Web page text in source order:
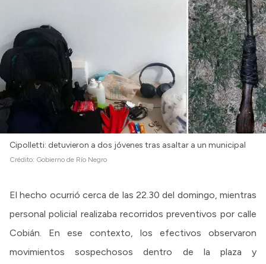
Cipolletti: detuvieron a dos jóvenes tras asaltar a un municipal
Crédito: Gobierno de Río Negro
El hecho ocurrió cerca de las 22.30 del domingo, mientras
personal policial realizaba recorridos preventivos por calle
Cobián. En ese contexto, los efectivos observaron
movimientos sospechosos dentro de la plaza y